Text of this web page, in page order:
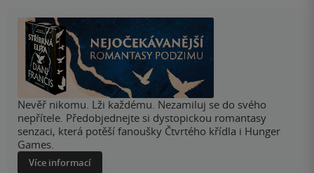
Nevěř nikomu. Lži každému. Nezamiluj se do svého
nepřítele. Předobjednejte si dystopickou romantasy
senzaci, která potěší fanoušky Čtvrtého křídla i Hunger
Games.
Více informací